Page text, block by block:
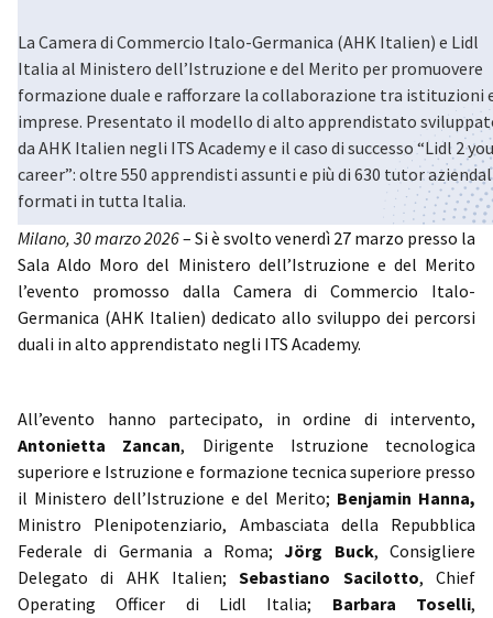
La Camera di Commercio Italo-Germanica (AHK Italien) e Lidl
Italia al Ministero dell’Istruzione e del Merito per promuovere
formazione duale e rafforzare la collaborazione tra istituzioni
imprese. Presentato il modello di alto apprendistato
da AHK Italien negli ITS Academy e il caso di successo “Lidl 2
career”: oltre 550 apprendisti assunti e più di 630 tutor
formati in tutta Italia.
Milano, 30 marzo 2026– Si è svolto venerdì 27 marzo presso la
Sala Aldo Moro del Ministero dell’Istruzione e del Merito
l’evento promosso dalla Camera di Commercio Italo-
Germanica (AHK Italien) dedicato allo sviluppo dei percorsi
duali in alto apprendistato negli ITS Academy.
All’evento hanno partecipato, in ordine di intervento,
Antonietta Zancan, Dirigente Istruzione tecnologica
superiore e Istruzione e formazione tecnica superiore presso
il Ministero dell’Istruzione e del Merito; Benjamin Hanna,
Ministro Plenipotenziario, Ambasciata della Repubblica
Federale di Germania a Roma;Jörg Buck, Consigliere
Delegato di AHK Italien;Sebastiano Sacilotto, Chief
Operating Officer di Lidl Italia; Barbara Toselli,